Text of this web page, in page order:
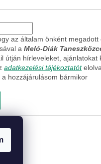
az általam önként megadott
aMeló-Diák
útján hírleveleket, ajánlatokat
adatkezelési tájékoztatót
hozzájárulásom bármikor